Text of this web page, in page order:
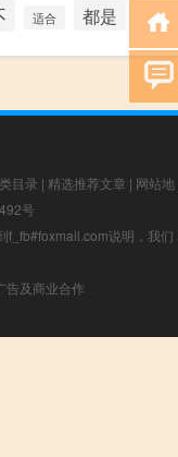
适合 都是
目录 | 精选推荐文章 | 网站地
号
f_fb#foxmail.com说明，我们
告及商业合作